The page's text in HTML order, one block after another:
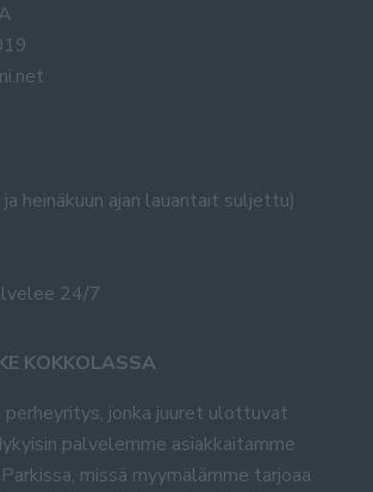
heinäkuun ajan lauantait suljettu)
24/7
KOKKOLASSA
perheyritys, jonka juuret ulottuvat
palvelemme asiakkaitamme
missä myymälämme tarjoaa